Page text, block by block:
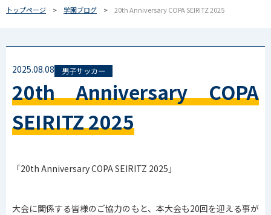
トップページ 学園ブログ 20th Anniversary COPA SEIRITZ 2025
2025.08.08 男子サッカー
20th Anniversary COPA
SEIRITZ 2025
「20th Anniversary COPA SEIRITZ 2025」
大会に関係する皆様のご協力のもと、本大会も20回を迎える事が